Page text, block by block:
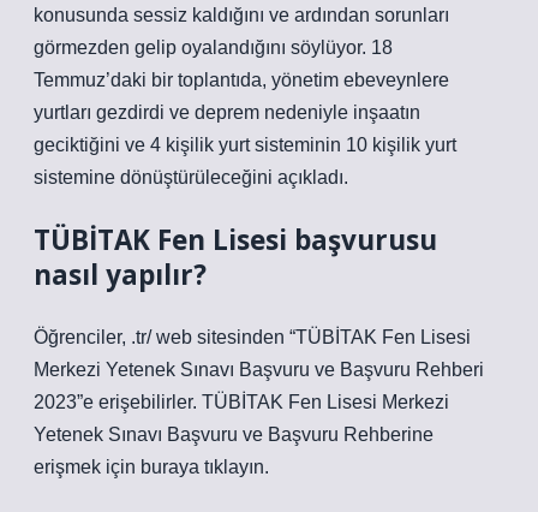
konusunda sessiz kaldığını ve ardından sorunları
görmezden gelip oyalandığını söylüyor. 18
Temmuz’daki bir toplantıda, yönetim ebeveynlere
yurtları gezdirdi ve deprem nedeniyle inşaatın
geciktiğini ve 4 kişilik yurt sisteminin 10 kişilik yurt
sistemine dönüştürüleceğini açıkladı.
TÜBİTAK Fen Lisesi başvurusu
nasıl yapılır?
Öğrenciler, .tr/ web sitesinden “TÜBİTAK Fen Lisesi
Merkezi Yetenek Sınavı Başvuru ve Başvuru Rehberi
2023”e erişebilirler. TÜBİTAK Fen Lisesi Merkezi
Yetenek Sınavı Başvuru ve Başvuru Rehberine
erişmek için buraya tıklayın.